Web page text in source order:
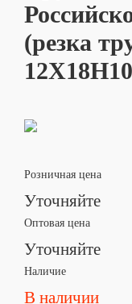
(резка
Розничная цена
Уточняйте
Оптовая цена
Уточняйте
Наличие
В наличии